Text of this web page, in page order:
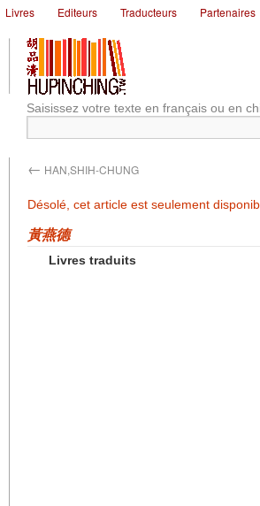
Livres Editeurs Traducteurs Partenaires
Saisissez votre texte en français ou en
← HAN,SHIH-CHUNG
Désolé, cet article est seulement
黃燕德
Livres traduits